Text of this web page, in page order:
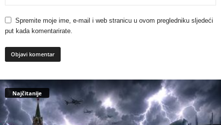
Spremite moje ime, e-mail i web stranicu u ovom pregledniku sljedeći
put kada komentarirate.
Najčitanije